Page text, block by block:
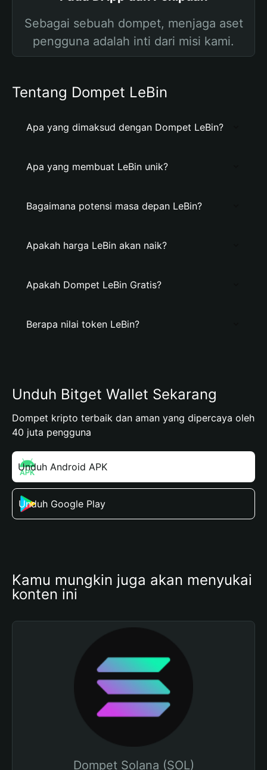
Sebagai sebuah dompet, menjaga aset
pengguna adalah inti dari misi kami.
Tentang Dompet LeBin
Apa yang dimaksud dengan Dompet LeBin?
Apa yang membuat LeBin unik?
Bagaimana potensi masa depan LeBin?
Apakah harga LeBin akan naik?
Apakah Dompet LeBin Gratis?
Berapa nilai token LeBin?
Unduh Bitget Wallet Sekarang
Dompet kripto terbaik dan aman yang dipercaya oleh
40 juta pengguna
Unduh Android APK
Unduh Google Play
Kamu mungkin juga akan menyukai
konten ini
Dompet Solana (SOL)